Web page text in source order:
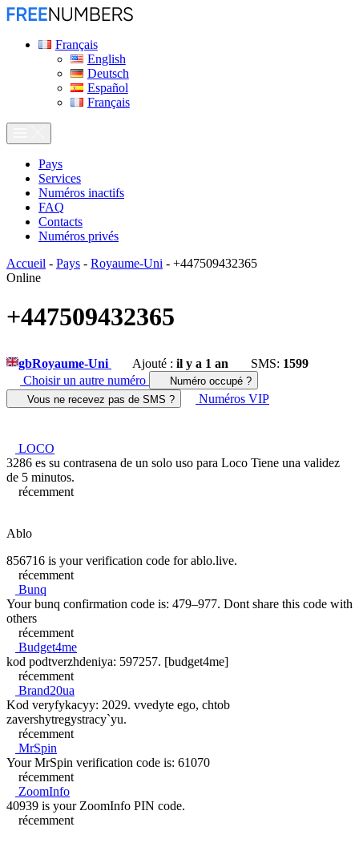
Français
English
Deutsch
Español
Français
Pays
Services
Numéros inactifs
FAQ
Contacts
Numéros privés
Accueil - Pays - Royaume-Uni - +447509432365
Online
+447509432365
gbRoyaume-Uni Ajouté : il y a 1 an SMS: 1599
Choisir un autre numéro
Numéro occupé ?
Vous ne recevez pas de SMS ?
Numéros VIP
LOCO
3286 es su contrasena de un solo uso para Loco Tiene una validez
de 5 minutos.
récemment
Ablo
856716 is your verification code for ablo.live.
récemment
Bunq
Your bunq confirmation code is: 479–977. Dont share this code with
others
récemment
Budget4me
kod podtverzhdeniya: 597257. [budget4me]
récemment
Brand20ua
Kod veryfykacyy: 2029. vvedyte ego, chtob
zavershytregystracy`yu.
récemment
MrSpin
Your MrSpin verification code is: 61070
récemment
ZoomInfo
40939 is your ZoomInfo PIN code.
récemment